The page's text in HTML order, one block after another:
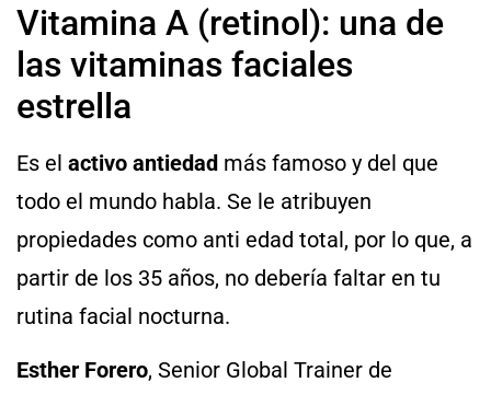
Vitamina A (retinol): una de
las vitaminas faciales
estrella
Es el activo antiedad más famoso y del que
todo el mundo habla. Se le atribuyen
propiedades como anti edad total, por lo que, a
partir de los 35 años, no debería faltar en tu
rutina facial nocturna.
Esther Forero, Senior Global Trainer de